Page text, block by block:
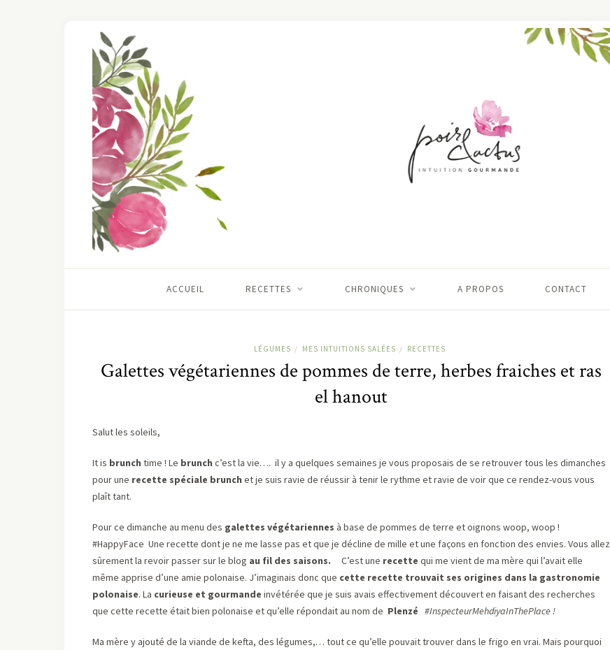
ACCUEIL RECETTES CHRONIQUES A PROPOS CONTACT
LÉGUMES / MES INTUITIONS SALÉES / RECETTES
Galettes végétariennes de pommes de terre, herbes fraiches et ras
el hanout
Salut les soleils,
It is brunch time ! Le brunch c’est la vie…. il y a quelques semaines je vous proposais de se retrouver tous les dimanches
pour une recette spéciale brunch et je suis ravie de réussir à tenir le rythme et ravie de voir que ce rendez-vous vous
plaît tant.
Pour ce dimanche au menu des galettes végétariennes à base de pommes de terre et oignons woop, woop !
#HappyFace Une recette dont je ne me lasse pas et que je décline de mille et une façons en fonction des envies. Vous allez
sûrement la revoir passer sur le blog au fil des saisons. C’est une recette qui me vient de ma mère qui l’avait elle
même apprise d’une amie polonaise. J’imaginais donc que cette recette trouvait ses origines dans la gastronomie
polonaise. La curieuse et gourmande invétérée que je suis avais effectivement découvert en faisant des recherches
que cette recette était bien polonaise et qu’elle répondait au nom de Plenzé #InspecteurMehdiyaInThePlace !
Ma mère y ajouté de la viande de kefta, des légumes,… tout ce qu’elle pouvait trouver dans le frigo en vrai. Mais pourquoi